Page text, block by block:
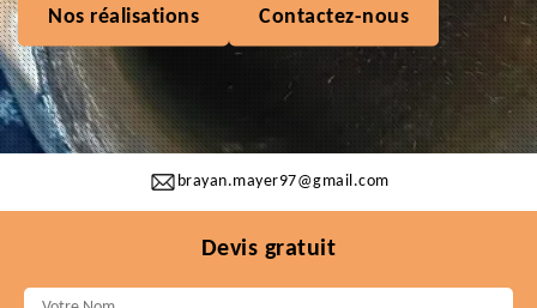
brayan.mayer97@gmail.com
Nos réalisations Contactez-nous
Devis gratuit